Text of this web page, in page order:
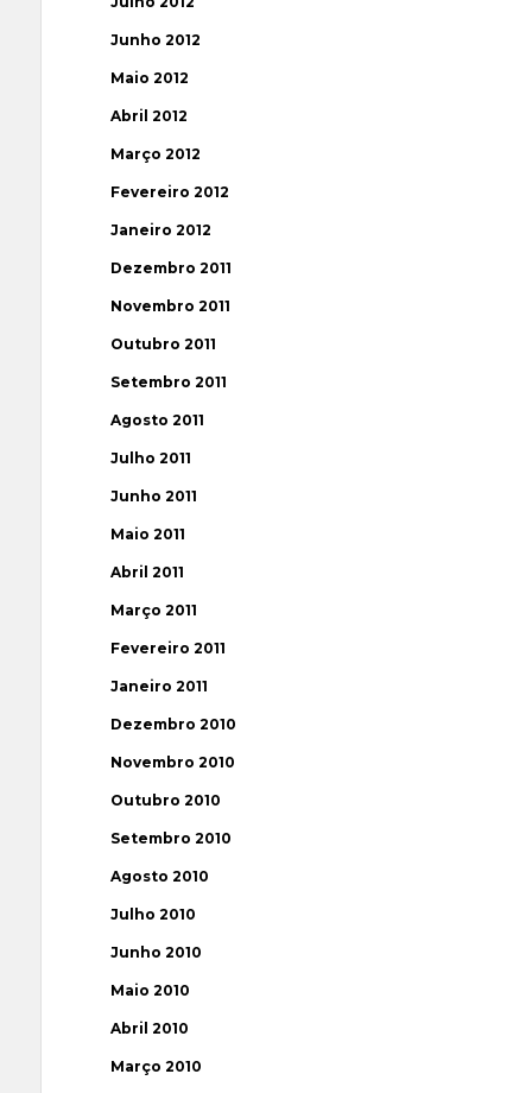
Junho 2012
Maio 2012
Abril 2012
Março 2012
Fevereiro 2012
Janeiro 2012
Dezembro 2011
Novembro 2011
Outubro 2011
Setembro 2011
Agosto 2011
Julho 2011
Junho 2011
Maio 2011
Abril 2011
Março 2011
Fevereiro 2011
Janeiro 2011
Dezembro 2010
Novembro 2010
Outubro 2010
Setembro 2010
Agosto 2010
Julho 2010
Junho 2010
Maio 2010
Abril 2010
Março 2010